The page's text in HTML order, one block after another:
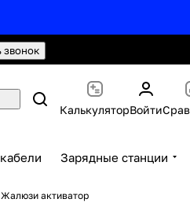
звонок
КалькуляторВойти
Зарядные станции
активатор